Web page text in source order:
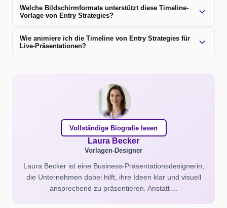
Welche Bildschirmformate unterstützt diese Timeline-
Vorlage von Entry Strategies?
Wie animiere ich die Timeline von Entry Strategies für
Live-Präsentationen?
Vollständige Biografie lesen
Laura Becker
Vorlagen-Designer
Laura Becker ist eine Business-Präsentationsdesignerin,
die Unternehmen dabei hilft, ihre Ideen klar und visuell
ansprechend zu präsentieren. Anstatt ...